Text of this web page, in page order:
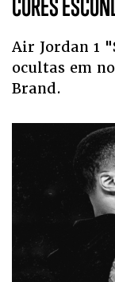
Air Jordan 1
ocultas em
Brand.